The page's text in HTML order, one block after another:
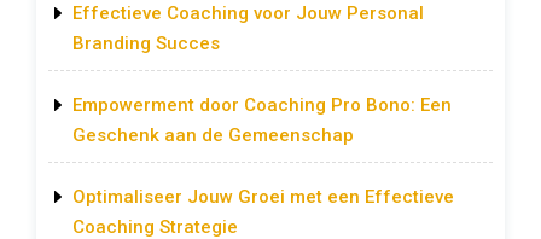
Effectieve Coaching voor Jouw Personal
Branding Succes
Empowerment door Coaching Pro Bono: Een
Geschenk aan de Gemeenschap
Optimaliseer Jouw Groei met een Effectieve
Coaching Strategie